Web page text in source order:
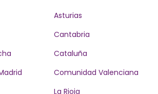
Asturias
Cantabria
Cataluña
Comunidad Valenciana
La Rioja